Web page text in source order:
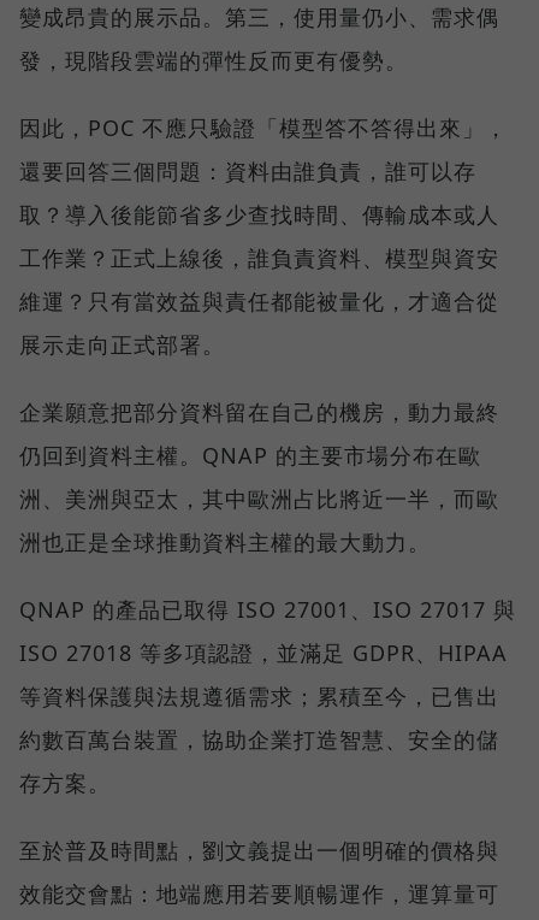
變成昂貴的展示品。第三，使用量仍小、需求偶
發，現階段雲端的彈性反而更有優勢。
因此，POC 不應只驗證「模型答不答得出來」，
還要回答三個問題：資料由誰負責，誰可以存
取？導入後能節省多少查找時間、傳輸成本或人
工作業？正式上線後，誰負責資料、模型與資安
維運？只有當效益與責任都能被量化，才適合從
展示走向正式部署。
企業願意把部分資料留在自己的機房，動力最終
仍回到資料主權。QNAP 的主要市場分布在歐
洲、美洲與亞太，其中歐洲占比將近一半，而歐
洲也正是全球推動資料主權的最大動力。
QNAP 的產品已取得 ISO 27001、ISO 27017 與
ISO 27018 等多項認證，並滿足 GDPR、HIPAA
等資料保護與法規遵循需求；累積至今，已售出
約數百萬台裝置，協助企業打造智慧、安全的儲
存方案。
至於普及時間點，劉文義提出一個明確的價格與
效能交會點：地端應用若要順暢運作，運算量可